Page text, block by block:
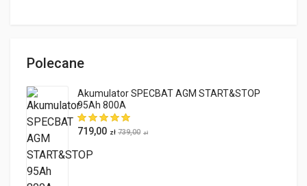
Polecane
Akumulator SPECBAT AGM START&STOP
95Ah 800A
719,00 zł 739,00 zł